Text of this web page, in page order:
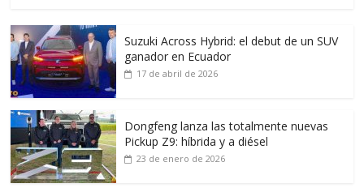
Suzuki Across Hybrid: el debut de un SUV
ganador en Ecuador
17 de abril de 2026
Dongfeng lanza las totalmente nuevas
Pickup Z9: híbrida y a diésel
23 de enero de 2026